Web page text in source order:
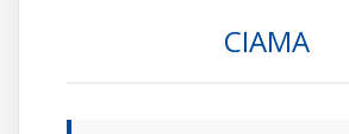
CIAMA